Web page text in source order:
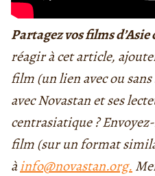
Partagez vos films
réagir à cet article,
film (un lien avec ou
avec Novastan et ses
centrasiatique ?
film (sur un format
àinfo@novastan.org.